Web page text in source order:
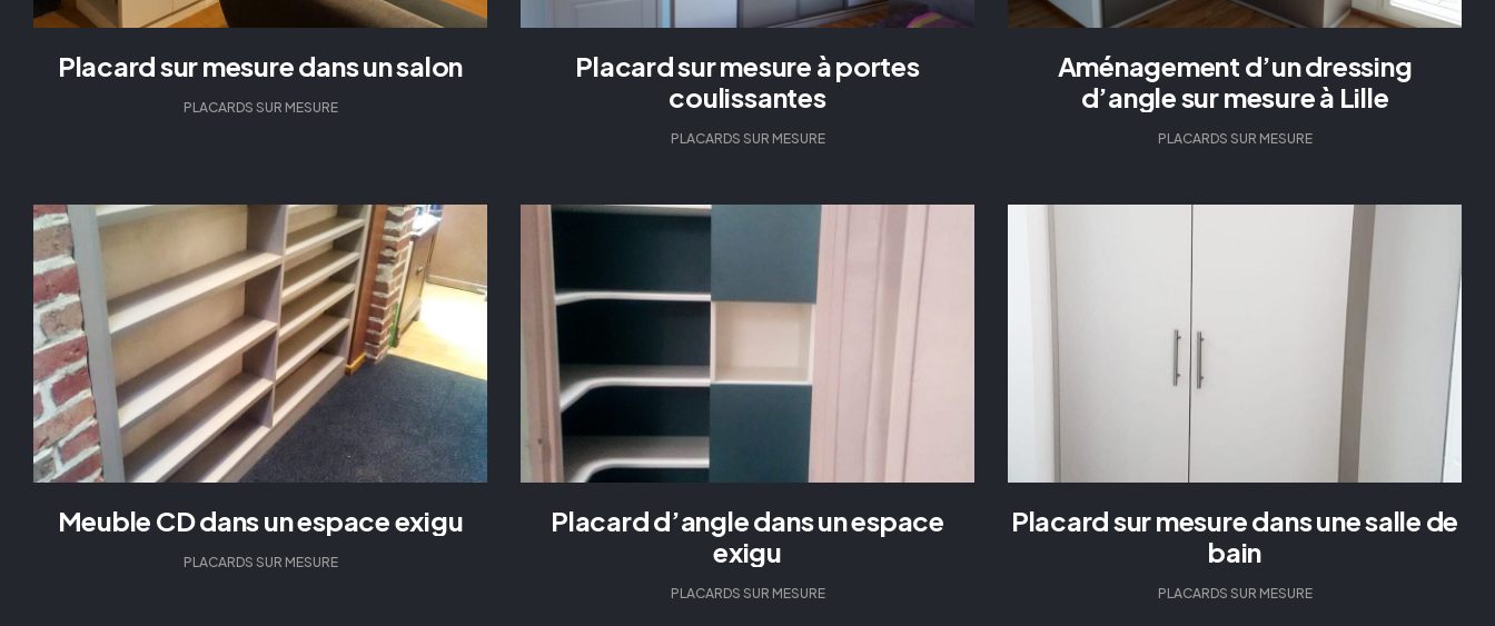
Placard sur mesure dans un salon
PLACARDS SUR MESURE
Placard sur mesure à portes
coulissantes
PLACARDS SUR MESURE
Aménagement d’un dressing
d’angle sur mesure à Lille
PLACARDS SUR MESURE
Meuble CD dans un espace exigu
PLACARDS SUR MESURE
Placard d’angle dans un espace
exigu
PLACARDS SUR MESURE
Placard sur mesure dans une salle de
bain
PLACARDS SUR MESURE